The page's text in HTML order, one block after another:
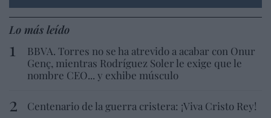
Lo más leído
BBVA. Torres no se ha atrevido a acabar con Onur
Genç, mientras Rodríguez Soler le exige que le
nombre CEO... y exhibe músculo
Centenario de la guerra cristera: ¡Viva Cristo Rey!